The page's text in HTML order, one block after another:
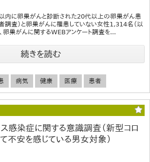
以内に卵巣がんと診断された20代以上の卵巣がん患
調査）と卵巣がんに罹患していない女性1,314名（以
卵巣がんに関するWEBアンケート調査を...
続きを読む
病気 健康 医療 患者
感染症に関する意識調査（新型コロ
不安を感じている男女対象）